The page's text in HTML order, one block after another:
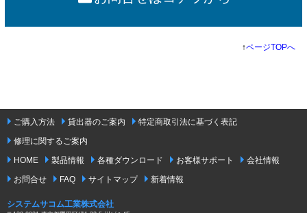
↑ページTOPへ
ご購入方法 貸出器のご案内
特定商取引法に基づく表記
修理に関するご案内
HOME
製品情報 各種ダウンロード お客様サポート
会社情報
お問合せ
FAQ サイトマップ 新着情報
システムサコム工業株式会社